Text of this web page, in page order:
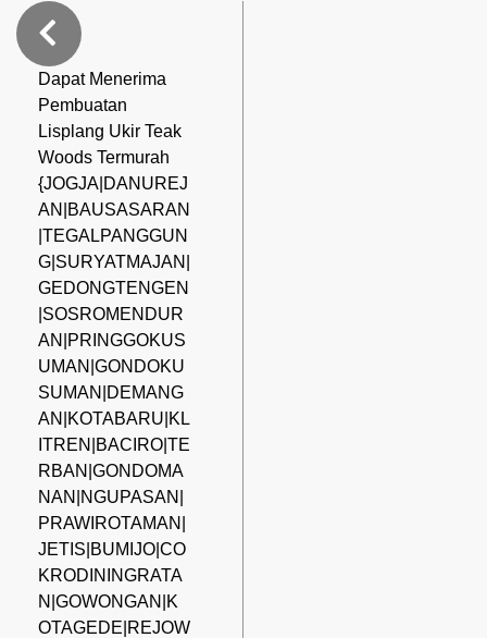
Dapat Menerima
Pembuatan
Lisplang Ukir Teak
Woods Termurah
{JOGJA|DANUREJ
AN|BAUSASARAN
|TEGALPANGGUN
G|SURYATMAJAN|
GEDONGTENGEN
|SOSROMENDUR
AN|PRINGGOKUS
UMAN|GONDOKU
SUMAN|DEMANG
AN|KOTABARU|KL
ITREN|BACIRO|TE
RBAN|GONDOMA
NAN|NGUPASAN|
PRAWIROTAMAN|
JETIS|BUMIJO|CO
KRODININGRATA
N|GOWONGAN|K
OTAGEDE|REJOW